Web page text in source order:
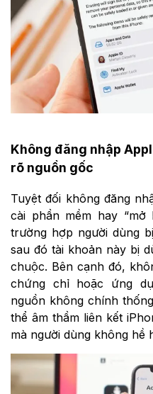
Không đăng nhập
rõ nguồn gốc
Tuyệt đối không đăng
cài phần mềm hay “mở
trường hợp người dùng
sau đó tài khoản này bị
chuộc. Bên cạnh đó,
chứng chỉ hoặc ứng
nguồn không chính
thể âm thầm liên kết
mà người dùng không hề